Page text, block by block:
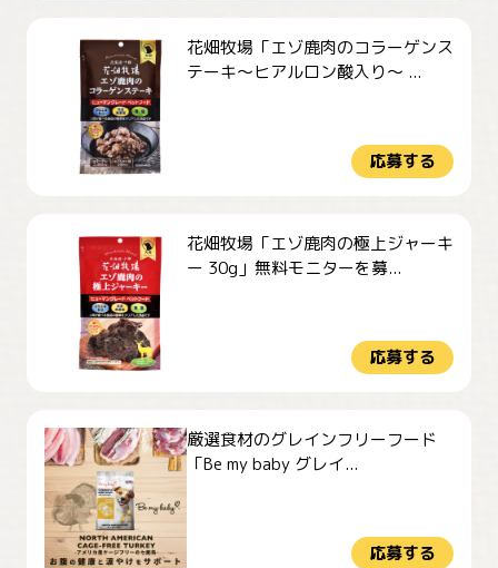
花畑牧場「エゾ鹿肉のコラーゲンス
テーキ～ヒアルロン酸入り～ ...
応募する
花畑牧場「エゾ鹿肉の極上ジャーキ
ー 30g」無料モニターを募...
応募する
厳選食材のグレインフリーフード
「Be my baby グレイ...
応募する